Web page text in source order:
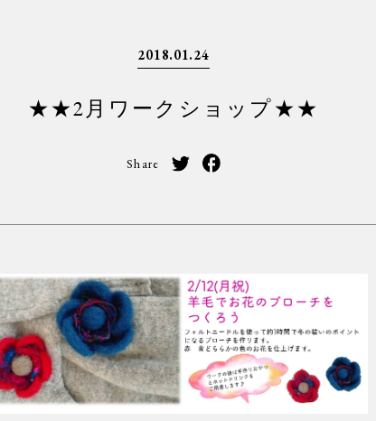
2018.01.24
★★2月ワークショップ★★
Share